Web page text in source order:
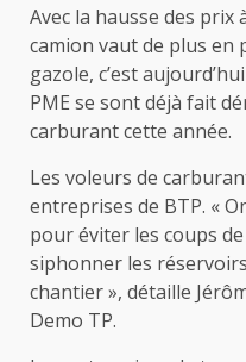
Avec la hausse des
camion vaut de plus en
gazole, c’est
PME se sont déjà fait
carburant cette année.
Les voleurs de
entreprises de BTP. «
pour éviter les coups
siphonner les
chantier », détaille
Demo TP.